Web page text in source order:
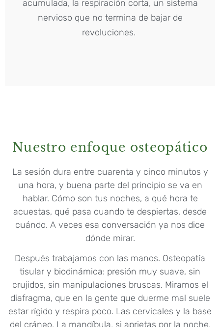
acumulada, la respiración corta, un sistema
nervioso que no termina de bajar de
revoluciones.
Nuestro enfoque osteopático
La sesión dura entre cuarenta y cinco minutos y
una hora, y buena parte del principio se va en
hablar. Cómo son tus noches, a qué hora te
acuestas, qué pasa cuando te despiertas, desde
cuándo. A veces esa conversación ya nos dice
dónde mirar.
Después trabajamos con las manos. Osteopatía
tisular y biodinámica: presión muy suave, sin
crujidos, sin manipulaciones bruscas. Miramos el
diafragma, que en la gente que duerme mal suele
estar rígido y respira poco. Las cervicales y la base
del cráneo. La mandíbula, si aprietas por la noche.